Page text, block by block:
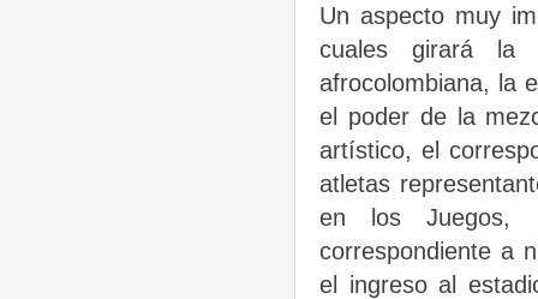
Un aspecto muy
cuales girará la
afrocolombiana, la
el poder de la
artístico, el
atletas
en los Juegos,
correspondiente a
el ingreso al